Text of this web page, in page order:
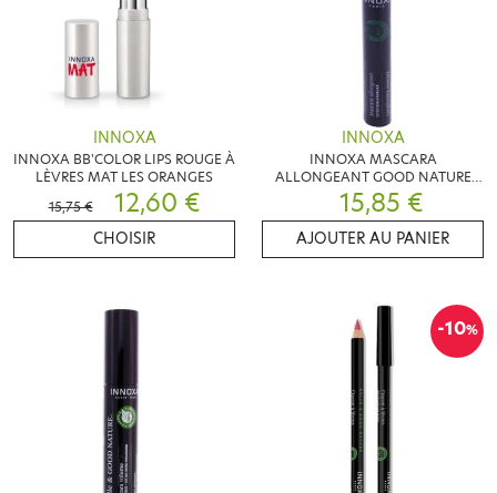
INNOXA
INNOXA BB'COLOR LIPS ROUGE À
LÈVRES MAT LES ORANGES
15,75 €
12,60 €
CHOISIR
INNOXA
INNOXA MASCARA
ALLONGEANT GOOD NATURE
NOIR 6.5ML
15,85 €
AJOUTER AU PANIER
-10%